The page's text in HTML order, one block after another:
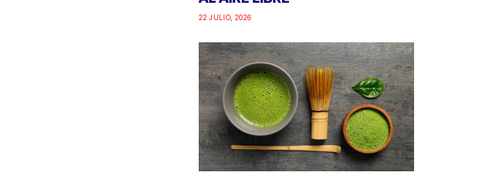
22 JULIO, 2026